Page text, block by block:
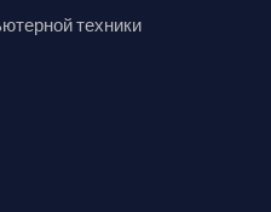
техники